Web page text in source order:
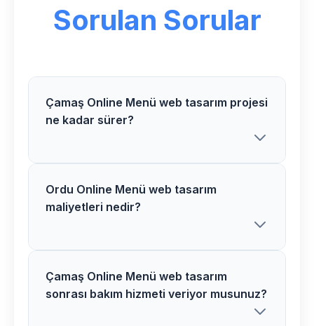
Sorulan Sorular
Çamaş Online Menü web tasarım projesi
ne kadar sürer?
Çamaş bölgesindeki Online Menü web
tasarım projelerimiz proje kapsamına
alabilirsiniz.
Ordu Online Menü web tasarım
maliyetleri nedir?
Ordu bölgesinde Online Menü web
tasarım maliyetleri proje detaylarına
Çamaş Online Menü web tasarım
sonrası bakım hizmeti veriyor musunuz?